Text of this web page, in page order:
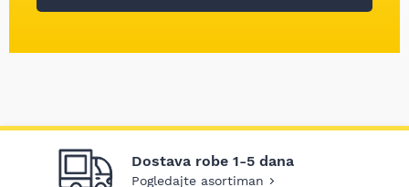
Dostava robe 1-5 dana
Pogledajte asortiman